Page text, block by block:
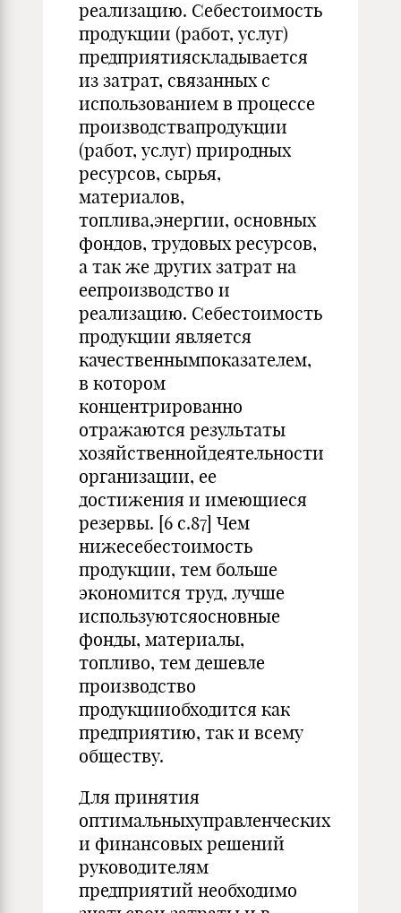
реализацию. Себестоимость
продукции (работ, услуг)
предприятияскладывается
из затрат, связанных с
использованием в процессе
производствапродукции
(работ, услуг) природных
ресурсов, сырья,
материалов,
топлива,энергии, основных
фондов, трудовых ресурсов,
а так же других затрат на
еепроизводство и
реализацию. Себестоимость
продукции является
качественнымпоказателем,
в котором
концентрированно
отражаются результаты
хозяйственнойдеятельности
организации, ее
достижения и имеющиеся
резервы. [6 с.87] Чем
нижесебестоимость
продукции, тем больше
экономится труд, лучше
используютсяосновные
фонды, материалы,
топливо, тем дешевле
производство
продукцииобходится как
предприятию, так и всему
обществу.
Для принятия
оптимальныхуправленческих
и финансовых решений
руководителям
предприятий необходимо